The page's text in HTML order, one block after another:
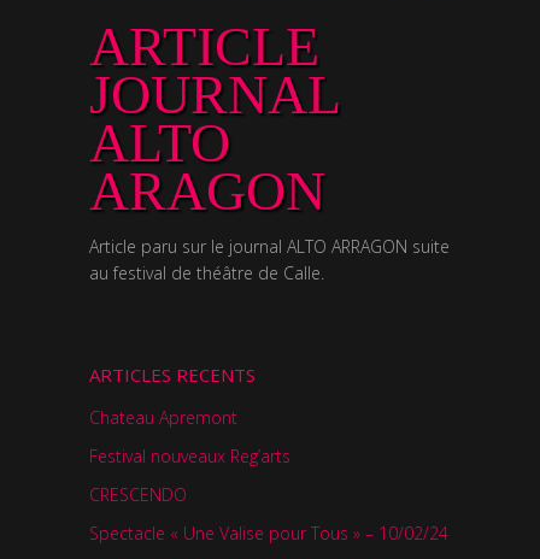
ARTICLE
JOURNAL
ALTO
ARAGON
Article paru sur le journal ALTO ARRAGON suite
au festival de théâtre de Calle.
ARTICLES RECENTS
Chateau Apremont
Festival nouveaux Reg’arts
CRESCENDO
Spectacle « Une Valise pour Tous » – 10/02/24